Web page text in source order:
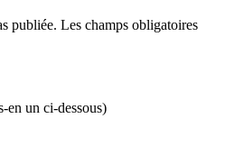
publiée. Les champs obligatoires
en un ci-dessous)